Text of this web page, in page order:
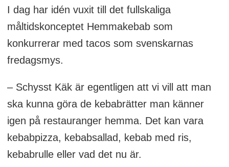
I dag har idén vuxit till det fullskaliga
måltidskonceptet Hemmakebab som
konkurrerar med tacos som svenskarnas
fredagsmys.
– Schysst Käk är egentligen att vi vill att man
ska kunna göra de kebabrätter man känner
igen på restauranger hemma. Det kan vara
kebabpizza, kebabsallad, kebab med ris,
kebabrulle eller vad det nu är.